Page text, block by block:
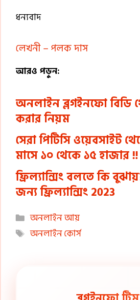
ধন্যবাদ
লেখনী – পলক দাস
আরও পড়ুন:
অনলাইন ব্লগইনফো
করার নিয়ম
সেরা পিটিসি
মাসে ১০ থেকে ১৫ হাজার !!
ফ্রিল্যান্সিং বলতে কি
জন্য ফ্রিল্যান্সিং 2023
Categories
অনলাইন আয়
Tags
অনলাইন কোর্স